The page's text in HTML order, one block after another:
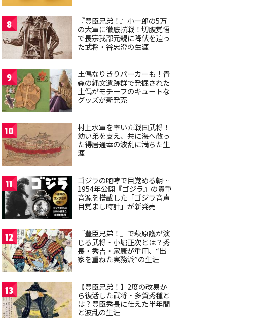
8
『豊臣兄弟！』小一郎の5万
の大軍に徹底抗戦！切腹覚悟
で長宗我部元親に降伏を迫っ
た武将・谷忠澄の生涯
9
土偶なりきりパーカーも！青
森の縄文遺跡群で発掘された
土偶がモチーフのキュートな
グッズが新発売
10
村上水軍を率いた戦国武将！
幼い弟を支え、共に海へ散っ
た得居通幸の波乱に満ちた生
涯
11
ゴジラの咆哮で目覚める朝…
1954年公開『ゴジラ』の貴重
音源を搭載した「ゴジラ音声
目覚まし時計」が新発売
12
『豊臣兄弟！』で萩原護が演
じる武将・小堀正次とは？秀
長・秀吉・家康が重用、“出
家を重ねた実務派”の生涯
13
【豊臣兄弟！】2度の改易か
ら復活した武将・多賀秀種と
は？豊臣秀長に仕えた半年間
と波乱の生涯